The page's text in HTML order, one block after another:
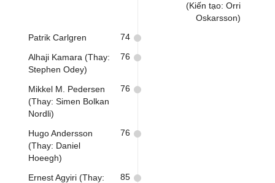
(Kiến tạo: Orri
Oskarsson)
Patrik Carlgren 74
Alhaji Kamara (Thay:
Stephen Odey)
76
Mikkel M. Pedersen
(Thay: Simen Bolkan
Nordli)
76
Hugo Andersson
(Thay: Daniel
Hoeegh)
76
Ernest Agyiri (Thay:
85